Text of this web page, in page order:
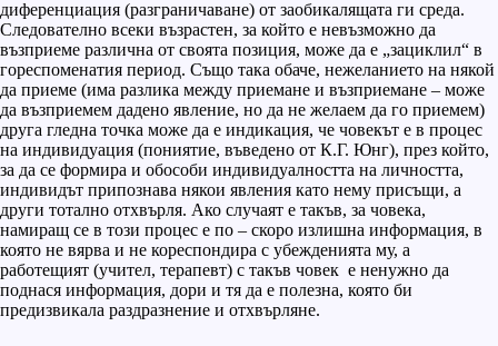
диференциация (разграничаване) от заобикалящата ги среда.
Следователно всеки възрастен, за който е невъзможно да
възприеме различна от своята позиция, може да е „зациклил“ в
гореспоменатия период. Също така обаче, нежеланието на някой
да приеме (има разлика между приемане и възприемане – може
да възприемем дадено явление, но да не желаем да го приемем)
друга гледна точка може да е индикация, че човекът е в процес
на индивидуация (пониятие, въведено от К.Г. Юнг), през който,
за да се формира и обособи индивидуалността на личността,
индивидът припознава някои явления като нему присъщи, а
други тотално отхвърля. Ако случаят е такъв, за човека,
намиращ се в този процес е по – скоро излишна информация, в
която не вярва и не кореспондира с убежденията му, а
работещият (учител, терапевт) с такъв човек е ненужно да
поднася информация, дори и тя да е полезна, която би
предизвикала раздразнение и отхвърляне.